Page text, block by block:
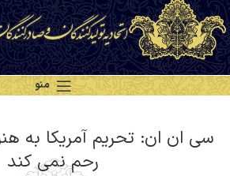
منو
سی ان ان: تحریم آمریکا به
رحم نمی کند